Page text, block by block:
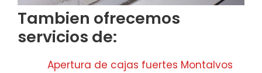
Tambien ofrecemos
servicios de:
Apertura de cajas fuertes Montalvos